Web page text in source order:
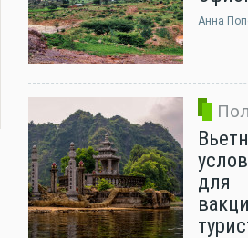
Анна
для